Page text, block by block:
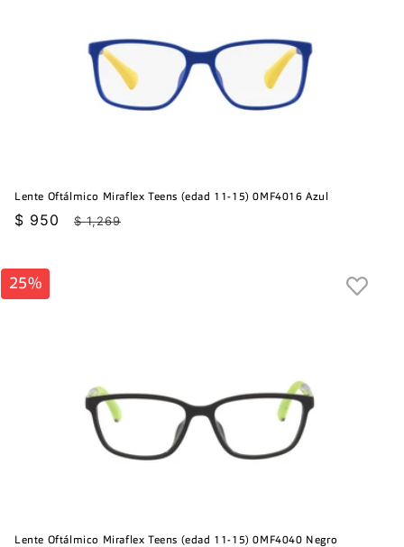
Lente Oftálmico Miraflex Teens (edad 11-15) 0MF4016 Azul
Precio
$ 950
Precio
$ 1,269
25%
Lente Oftálmico Miraflex Teens (edad 11-15) 0MF4040 Negro